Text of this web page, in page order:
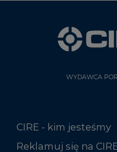
WYDAWCA
CIRE - kim jesteśmy
Reklamuj się na